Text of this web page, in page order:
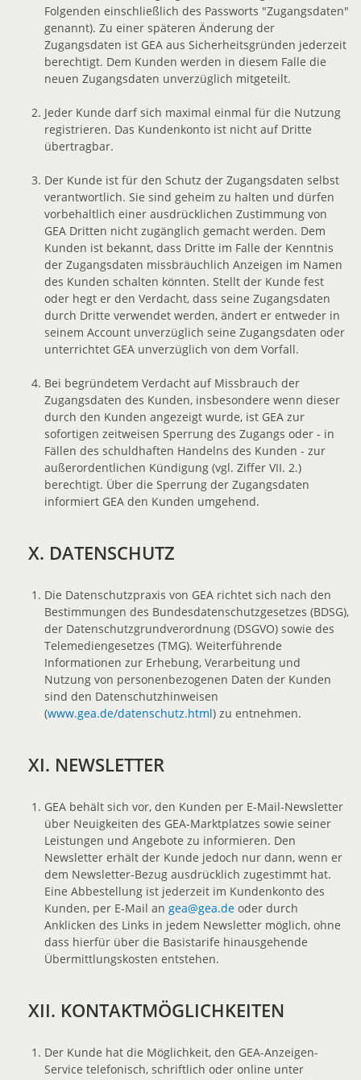
Folgenden einschließlich des Passworts "Zugangsdaten"
genannt). Zu einer späteren Änderung der
Zugangsdaten ist GEA aus Sicherheitsgründen jederzeit
berechtigt. Dem Kunden werden in diesem Falle die
neuen Zugangsdaten unverzüglich mitgeteilt.
Jeder Kunde darf sich maximal einmal für die Nutzung
registrieren. Das Kundenkonto ist nicht auf Dritte
übertragbar.
Der Kunde ist für den Schutz der Zugangsdaten selbst
verantwortlich. Sie sind geheim zu halten und dürfen
vorbehaltlich einer ausdrücklichen Zustimmung von
GEA Dritten nicht zugänglich gemacht werden. Dem
Kunden ist bekannt, dass Dritte im Falle der Kenntnis
der Zugangsdaten missbräuchlich Anzeigen im Namen
des Kunden schalten könnten. Stellt der Kunde fest
oder hegt er den Verdacht, dass seine Zugangsdaten
durch Dritte verwendet werden, ändert er entweder in
seinem Account unverzüglich seine Zugangsdaten oder
unterrichtet GEA unverzüglich von dem Vorfall.
Bei begründetem Verdacht auf Missbrauch der
Zugangsdaten des Kunden, insbesondere wenn dieser
durch den Kunden angezeigt wurde, ist GEA zur
sofortigen zeitweisen Sperrung des Zugangs oder - in
Fällen des schuldhaften Handelns des Kunden - zur
außerordentlichen Kündigung (vgl. Ziffer VII. 2.)
berechtigt. Über die Sperrung der Zugangsdaten
informiert GEA den Kunden umgehend.
X. DATENSCHUTZ
Die Datenschutzpraxis von GEA richtet sich nach den
Bestimmungen des Bundesdatenschutzgesetzes (BDSG),
der Datenschutzgrundverordnung (DSGVO) sowie des
Telemediengesetzes (TMG). Weiterführende
Informationen zur Erhebung, Verarbeitung und
Nutzung von personenbezogenen Daten der Kunden
sind den Datenschutzhinweisen
(www.gea.de/datenschutz.html) zu entnehmen.
XI. NEWSLETTER
GEA behält sich vor, den Kunden per E-Mail-Newsletter
über Neuigkeiten des GEA-Marktplatzes sowie seiner
Leistungen und Angebote zu informieren. Den
Newsletter erhält der Kunde jedoch nur dann, wenn er
dem Newsletter-Bezug ausdrücklich zugestimmt hat.
Eine Abbestellung ist jederzeit im Kundenkonto des
Kunden, per E-Mail an gea@gea.de oder durch
Anklicken des Links in jedem Newsletter möglich, ohne
dass hierfür über die Basistarife hinausgehende
Übermittlungskosten entstehen.
XII. KONTAKTMÖGLICHKEITEN
Der Kunde hat die Möglichkeit, den GEA-Anzeigen-
Service telefonisch, schriftlich oder online unter